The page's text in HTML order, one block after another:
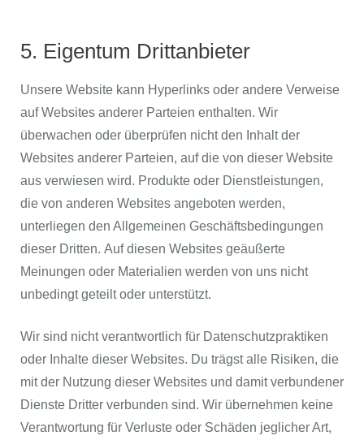
5. Eigentum Drittanbieter
Unsere Website kann Hyperlinks oder andere Verweise
auf Websites anderer Parteien enthalten. Wir
überwachen oder überprüfen nicht den Inhalt der
Websites anderer Parteien, auf die von dieser Website
aus verwiesen wird. Produkte oder Dienstleistungen,
die von anderen Websites angeboten werden,
unterliegen den Allgemeinen Geschäftsbedingungen
dieser Dritten. Auf diesen Websites geäußerte
Meinungen oder Materialien werden von uns nicht
unbedingt geteilt oder unterstützt.
Wir sind nicht verantwortlich für Datenschutzpraktiken
oder Inhalte dieser Websites. Du trägst alle Risiken, die
mit der Nutzung dieser Websites und damit verbundener
Dienste Dritter verbunden sind. Wir übernehmen keine
Verantwortung für Verluste oder Schäden jeglicher Art,